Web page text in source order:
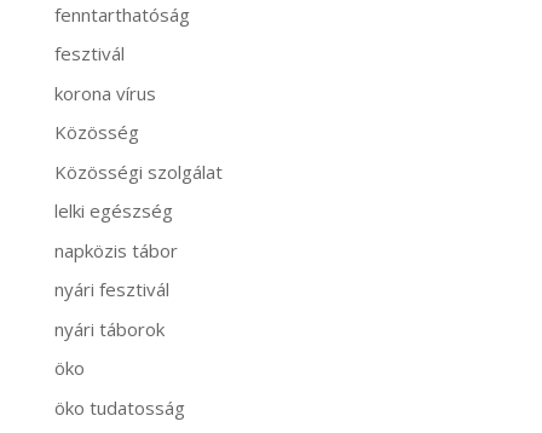
fenntarthatóság
fesztivál
korona vírus
Közösség
Közösségi szolgálat
lelki egészség
napközis tábor
nyári fesztivál
nyári táborok
öko
öko tudatosság